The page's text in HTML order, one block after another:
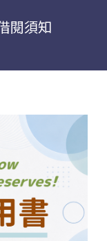
閱須知